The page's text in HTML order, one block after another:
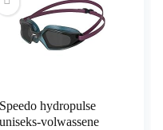
Speedo hydropulse
uniseks-volwassene